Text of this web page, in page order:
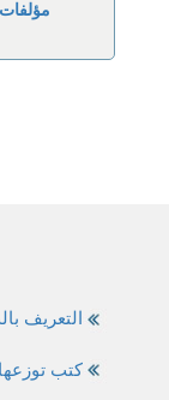
التعريف
كتب توزعها